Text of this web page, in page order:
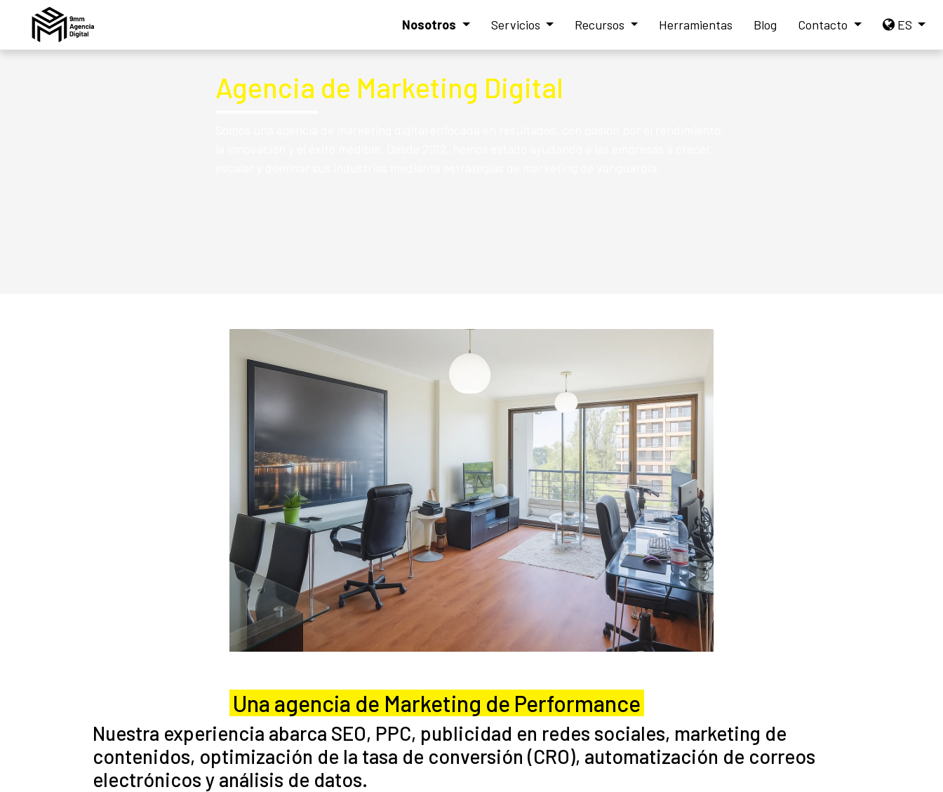
Nosotros Servicios Recursos Herramientas Blog Contacto ES
Agencia de Marketing Digital
Una agencia de Marketing de Performance
Nuestra experiencia abarca SEO, PPC, publicidad en redes sociales, marketing de
contenidos, optimización de la tasa de conversión (CRO), automatización de correos
electrónicos y análisis de datos.